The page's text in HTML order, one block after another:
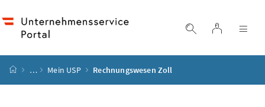
SucheLogin
Startseite
… Mein USP Rechnungswesen Zoll